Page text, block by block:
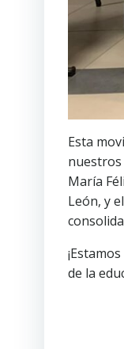
Esta
nuestros
María
León, y
de la